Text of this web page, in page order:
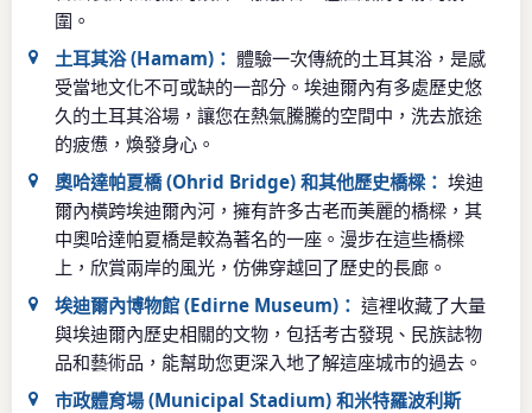
圍。
土耳其浴 (Hamam)： 體驗一次傳統的土耳其浴，是感
受當地文化不可或缺的一部分。埃迪爾內有多處歷史悠
久的土耳其浴場，讓您在熱氣騰騰的空間中，洗去旅途
的疲憊，煥發身心。
奧哈達帕夏橋 (Ohrid Bridge) 和其他歷史橋樑： 埃迪
爾內橫跨埃迪爾內河，擁有許多古老而美麗的橋樑，其
中奧哈達帕夏橋是較為著名的一座。漫步在這些橋樑
上，欣賞兩岸的風光，仿佛穿越回了歷史的長廊。
埃迪爾內博物館 (Edirne Museum)： 這裡收藏了大量
與埃迪爾內歷史相關的文物，包括考古發現、民族誌物
品和藝術品，能幫助您更深入地了解這座城市的過去。
市政體育場 (Municipal Stadium) 和米特羅波利斯